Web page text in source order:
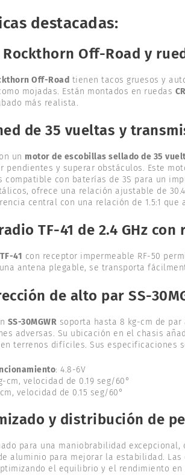
destacadas:
Off-Road y
Off-Road tienen tacos gruesos y
mojadas. Están montados en ruedas
más realista.
de 35 vueltas y
un motor de escobillas sellado de 35
pendientes y superar obstáculos. Este
compatible con baterías de 3S para un
ofrece una relación ajustable de
central con una relación de 1.5:1 que
TF-41 de 2.4 GHz
41 con receptor impermeable RF-50
antena plegable, se transporta
de alto par SS-
SS-30MGWR soporta hasta 8 kg-cm de
adversas. Su ubicación en el chasis
terrenos difíciles. Sus especificaciones
: 4.8-6V
cm, velocidad de 0.19 seg/60°
velocidad de 0.15 seg/60°
y distribución de
para una maniobrabilidad
aluminio para mejorar la estabilidad.
el equilibrio y el rendimiento en